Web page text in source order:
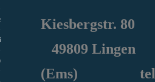
Sozialarbeit
Kiesbergstr. 80
49809 Lingen
(Ems) tel